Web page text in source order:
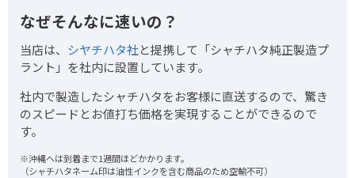
なぜそんなに速いの？
当店は、 シヤチハタ社と提携して「シャチハタ純正製造プ
ラント」を社内に設置しています。
社内で製造したシャチハタをお客様に直送するので、驚き
のスピードとお値打ち価格を実現することができるので
す。
※沖縄へは到着まで1週間ほどかかります。
（シャチハタネーム印は油性インクを含む商品のため空輸不可）